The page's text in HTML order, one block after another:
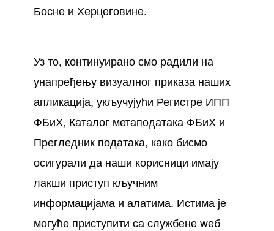
Босне и Херцеговине.
Уз то, континуирано смо радили на
унапређењу визуалног приказа наших
апликација, укључујући Регистре ИПП
ФБиХ, Каталог метаподатака ФБиХ и
Прегледник података, како бисмо
осигурали да наши корисници имају
лакши приступ кључним
информацијама и алатима. Истима је
могуће приступити са службене wеб